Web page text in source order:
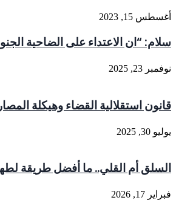
أغسطس 15, 2023
سلام: “‏ان الاعتداء على الضاحية
نوفمبر 23, 2025
قانون استقلالية القضاء وهيكلة
يوليو 30, 2025
السلق أم القلي.. ما أفضل طريقة
فبراير 17, 2026